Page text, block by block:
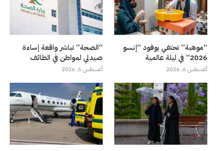
“موهبة” تحتفي بوفود “إنسو
2026” في ليلة عالمية
أغسطس 6, 2026
“الصحة” تباشر واقعة إساءة
صيدلي لمواطن في الطائف
أغسطس 6, 2026